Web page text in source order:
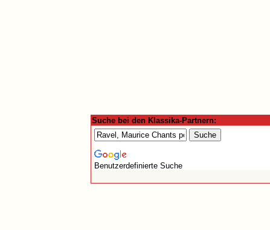
Suche bei den Klassika-Partnern:
Benutzerdefinierte Suche